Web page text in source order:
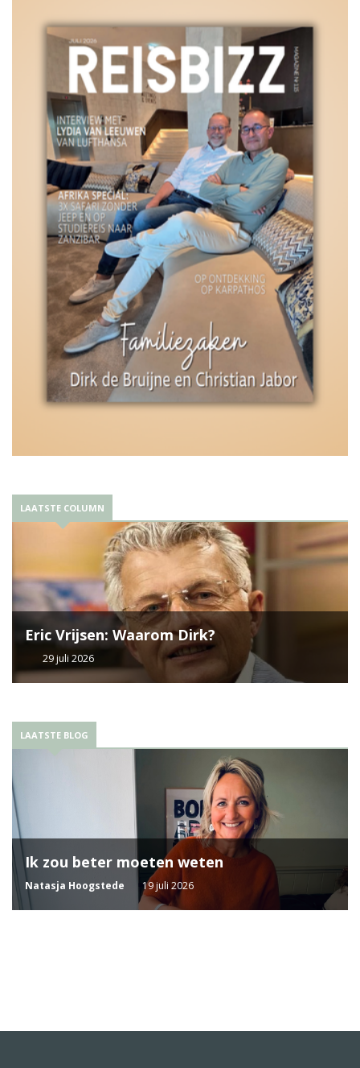
LAATSTE COLUMN
Eric Vrijsen: Waarom Dirk?
29 juli 2026
LAATSTE BLOG
Ik zou beter moeten weten
Natasja Hoogstede 19 juli 2026